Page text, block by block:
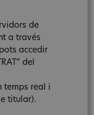
de
a través
accedir
del
temps real i
titular).